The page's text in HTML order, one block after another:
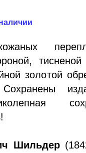
золотой
Шильдер